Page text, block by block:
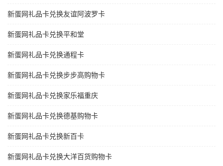
新蛋网礼品卡兑换友谊阿波罗卡
新蛋网礼品卡兑换平和堂
新蛋网礼品卡兑换通程卡
新蛋网礼品卡兑换步步高购物卡
新蛋网礼品卡兑换家乐福重庆
新蛋网礼品卡兑换德基购物卡
新蛋网礼品卡兑换新百卡
新蛋网礼品卡兑换大洋百货购物卡